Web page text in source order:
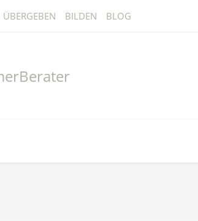
ÜBERGEBEN BILDEN BLOG